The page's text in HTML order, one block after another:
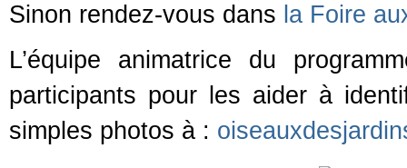
Sinon rendez-vous dans la Foire
L’équipe animatrice du
participants pour les aider à
simples photos à :